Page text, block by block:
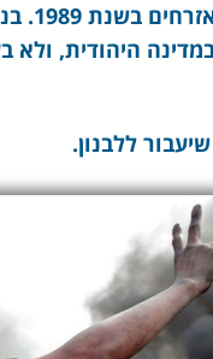
פעם
היהודית,
ללבנון.